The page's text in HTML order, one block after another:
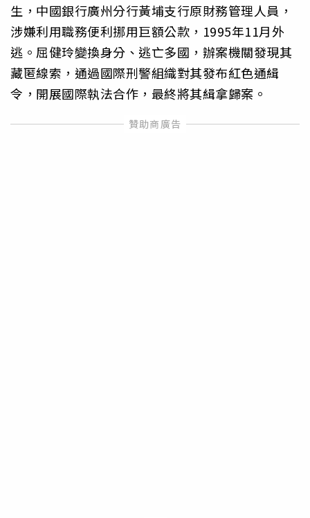
生，中國銀行廣州分行黃埔支行原財務管理人員，
涉嫌利用職務便利挪用巨額公款，1995年11月外
逃。屈健玲變換身分、逃亡多國，辦案機關發現其
藏匿線索，通過國際刑警組織對其發布紅色通緝
令，開展國際執法合作，最終將其緝拿歸案。